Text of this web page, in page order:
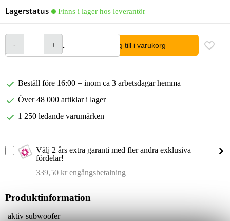
Lagerstatus Finns i lager hos leverantör
lägg till i varukorg
Beställ före 16:00 = inom ca 3 arbetsdagar hemma
Över 48 000 artiklar i lager
1 250 ledande varumärken
Välj 2 års extra garanti med fler andra exklusiva
fördelar!
339,50 kr engångsbetalning
Produktinformation
aktiv subwoofer